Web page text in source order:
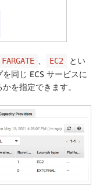
FARGATE EC2
とい
同じ ECS サービスに
を指定できます。